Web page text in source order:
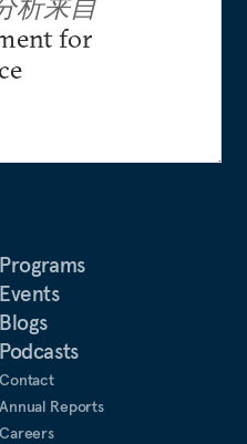
听证会。
Nuclear Security
曾担任新一代美俄军控
Group on U.S.-
席主席，也是深度裁军
国际先驱论坛报》、
》、《科学与全球安
顿季刊》等报刊杂志上
在美国有线电视新闻网
、 美国全国广播公司
伦比亚广播公司
Programs
Events
Blogs
Podcasts
Contact
Annual Reports
Careers
析来自
for